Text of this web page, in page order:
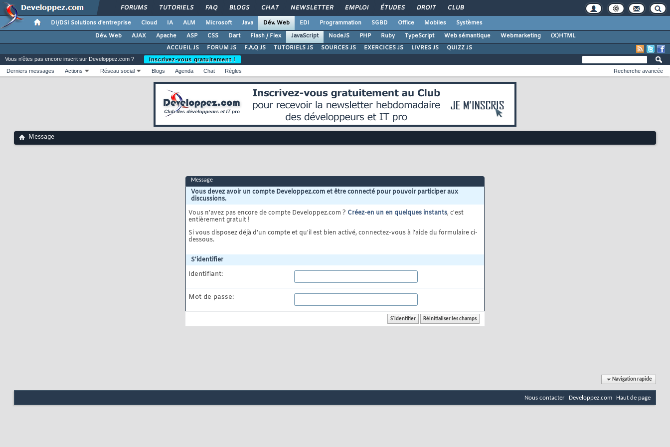
FORUMS TUTORIELS FAQ BLOGS CHAT NEWSLETTER EMPLOI ÉTUDES DROIT CLUB
DI/DSI Solutions d'entreprise Cloud IA ALM Microsoft Java Dév. Web EDI Programmation SGBD Office Mobiles
Systèmes
Dév. Web
AJAX Apache ASP CSS Dart Flash / Flex JavaScript NodeJS PHP Ruby TypeScript Web sémantique Webmarketing
(X)HTML
ACCUEIL JS
FORUM JS F.A.Q JS TUTORIELS JS SOURCES JS EXERCICES JS LIVRES JS QUIZZ JS
Vous n'êtes pas encore inscrit sur Developpez.com ?
Inscrivez-vous gratuitement !
Derniers messages
Actions Réseau social Blogs Agenda Chat Règles Recherche avancée
Message
Message
Vous devez avoir un compte Developpez.com et être connecté pour pouvoir participer aux
discussions.
Vous n'avez pas encore de compte Developpez.com ? Créez-en un en quelques instants, c'est
entièrement gratuit !
Si vous disposez déjà d'un compte et qu'il est bien activé, connectez-vous à l'aide du formulaire ci-
dessous.
S'identifier
Identifiant:
Mot de passe:
Navigation rapide
Nous contacter Developpez.com Haut de page